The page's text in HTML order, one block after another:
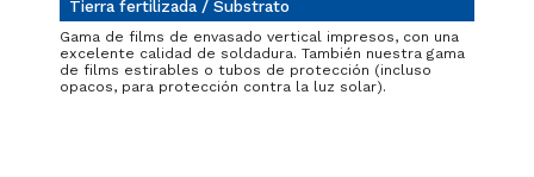
Tierra fertilizada / Substrato
Gama de films de envasado vertical impresos, con una
excelente calidad de soldadura. También nuestra gama
de films estirables o tubos de protección (incluso
opacos, para protección contra la luz solar).